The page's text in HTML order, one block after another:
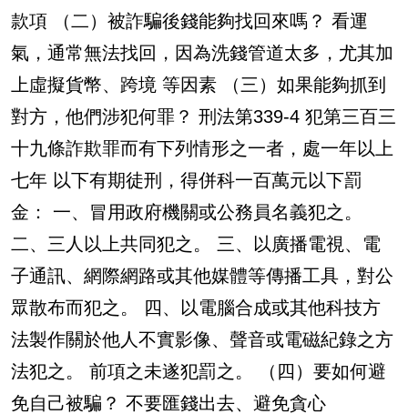
款項 （二）被詐騙後錢能夠找回來嗎？ 看運
氣，通常無法找回，因為洗錢管道太多，尤其加
上虛擬貨幣、跨境 等因素 （三）如果能夠抓到
對方，他們涉犯何罪？ 刑法第339-4 犯第三百三
十九條詐欺罪而有下列情形之一者，處一年以上
七年 以下有期徒刑，得併科一百萬元以下罰
金： 一、冒用政府機關或公務員名義犯之。
二、三人以上共同犯之。 三、以廣播電視、電
子通訊、網際網路或其他媒體等傳播工具，對公
眾散布而犯之。 四、以電腦合成或其他科技方
法製作關於他人不實影像、聲音或電磁紀錄之方
法犯之。 前項之未遂犯罰之。 （四）要如何避
免自己被騙？ 不要匯錢出去、避免貪心